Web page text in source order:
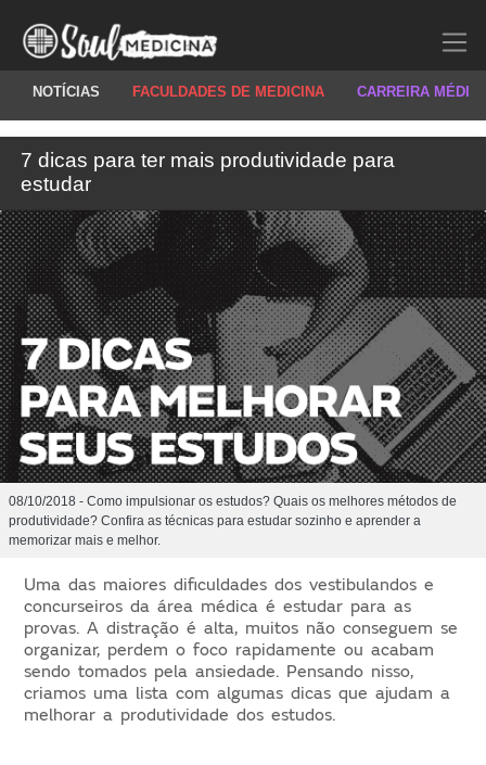
NOTÍCIAS FACULDADES DE MEDICINA CARREIRA
7 dicas para ter mais produtividade para
estudar
08/10/2018 - Como impulsionar os estudos? Quais os melhores métodos de
produtividade? Confira as técnicas para estudar sozinho e aprender a
memorizar mais e melhor.
Uma das maiores dificuldades dos vestibulandos e
concurseiros da área médica é estudar para as
provas. A distração é alta, muitos não conseguem se
organizar, perdem o foco rapidamente ou acabam
sendo tomados pela ansiedade. Pensando nisso,
criamos uma lista com algumas dicas que ajudam a
melhorar a produtividade dos estudos.